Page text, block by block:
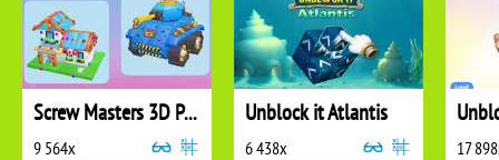
Screw Masters 3D Puzzle
9 564x
Unblock it Atlantis
6 438x 17